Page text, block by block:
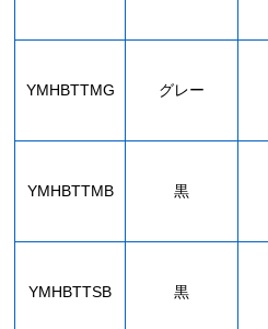
YMHBTTMG グレー
YMHBTTMB 黒
YMHBTTSB 黒